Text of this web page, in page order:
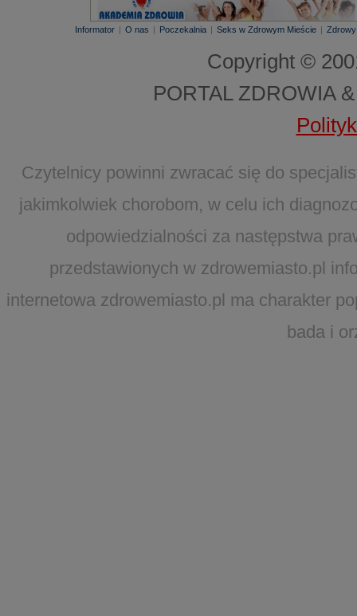
Informator | O nas | Poczekalnia | Seks w Zdrowym Mieście |
Copyright ©
PORTAL ZDROWIA
Czytelnicy powinni zwracać się do
jakimkolwiek chorobom, w celu ich
odpowiedzialności za następstwa
przedstawionych w zdrowemiasto.pl
internetowa zdrowemiasto.pl ma charakter
bada i